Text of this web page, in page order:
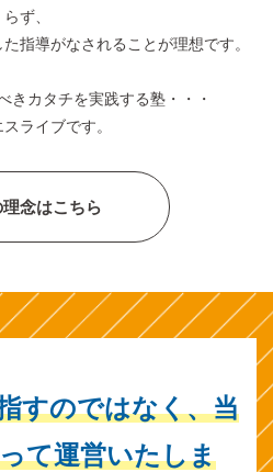
らず、
指導がなされることが理想です。
きカタチを実践する塾・・・
ライブです。
念はこちら
すのではなく、当
て運営いたしま